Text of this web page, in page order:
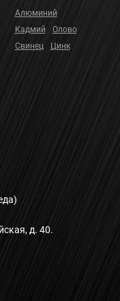
Алюминий
Кадмий
Олово
Свинец
Цинк
д. 40.